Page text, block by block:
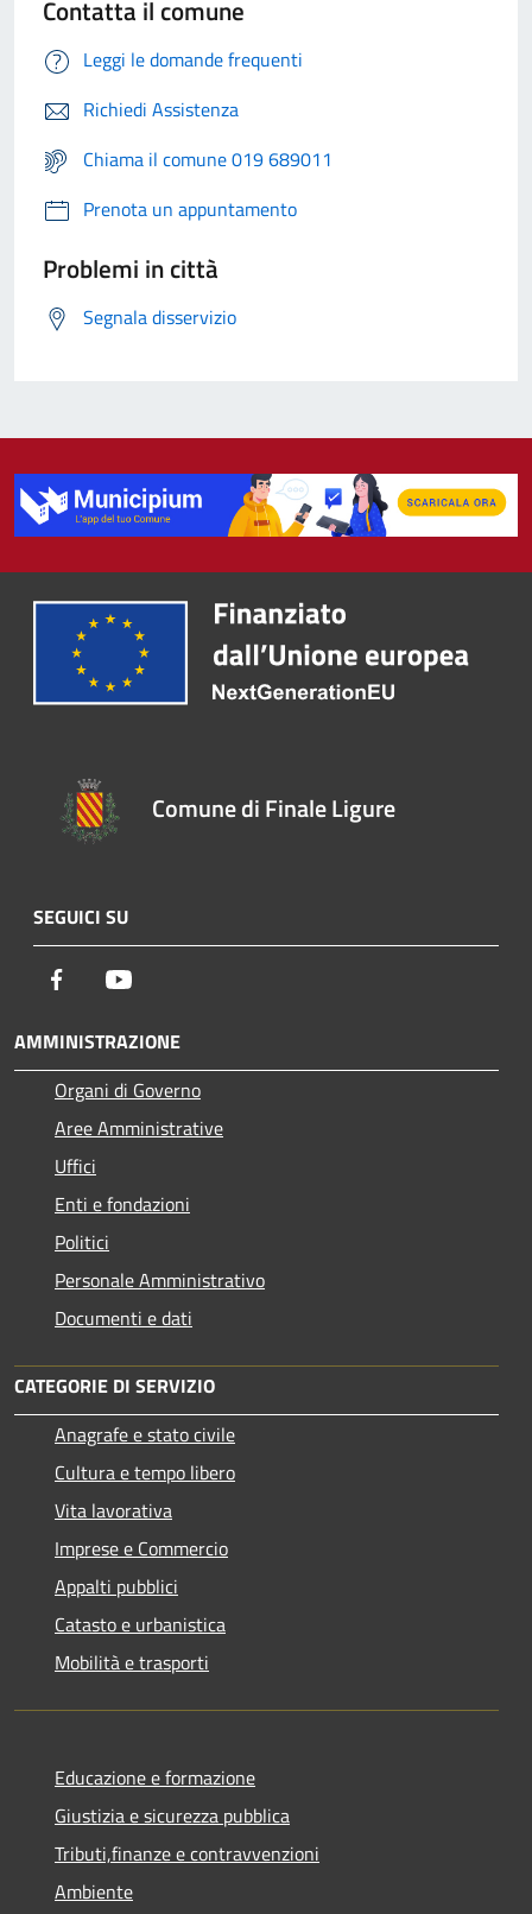
Contatta il comune
Leggi le domande frequenti
Richiedi Assistenza
Chiama il comune 019 689011
Prenota un appuntamento
Problemi in città
Segnala disservizio
Comune di Finale Ligure
SEGUICI SU
Facebook
AMMINISTRAZIONE
Organi di Governo
Aree Amministrative
Uffici
Enti e fondazioni
Politici
Personale Amministrativo
Documenti e dati
CATEGORIE DI SERVIZIO
Anagrafe e stato civile
Cultura e tempo libero
Vita lavorativa
Imprese e Commercio
Appalti pubblici
Catasto e urbanistica
Mobilità e trasporti
Educazione e formazione
Giustizia e sicurezza pubblica
Tributi,finanze e contravvenzioni
Ambiente